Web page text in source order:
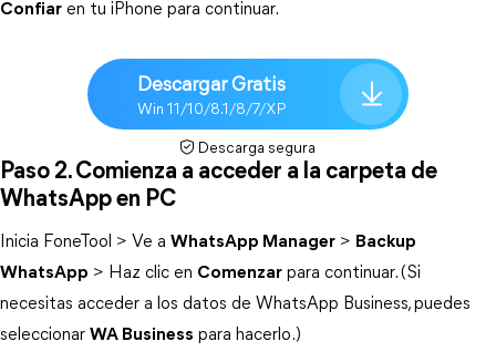
Confiar en tu iPhone para continuar.
Descargar Gratis
Win 11/10/8.1/8/7/XP
Descarga segura
Paso 2. Comienza a acceder a la carpeta de
WhatsApp en PC
Inicia FoneTool > Ve a WhatsApp Manager > Backup
WhatsApp > Haz clic en Comenzar para continuar. (Si
necesitas acceder a los datos de WhatsApp Business, puedes
seleccionar WA Business para hacerlo.)